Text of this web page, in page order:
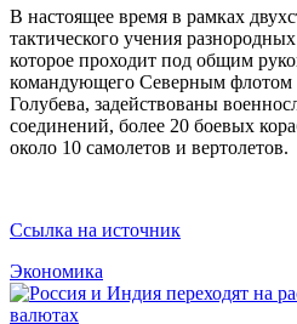
В настоящее время в рамках
тактического учения
которое проходит под общим
командующего Северным флотом
Голубева, задействованы
соединений, более 20 боевых
около 10 самолетов и вертолетов.
Ссылка на источник
Экономика